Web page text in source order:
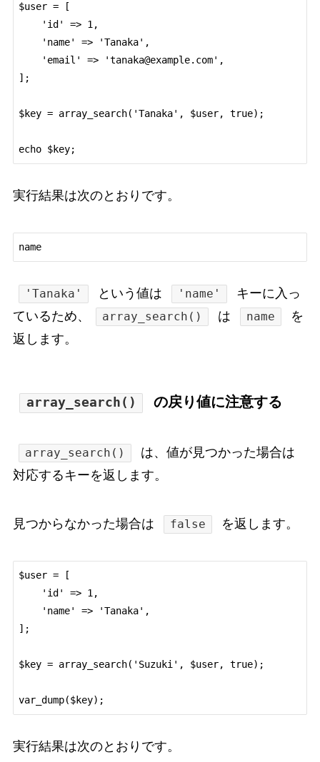
$user = [
];
$key = array_search('Tanaka', $user, true);
実行結果は次のとおりです。
name
'Tanaka' という値は 'name'
キーに入っ
ているため、
array_search() は name
を
返します。
array_search() の戻り値に注意する
array_search()
は、値が見つかった場合は
対応するキーを返します。
見つからなかった場合は false を返します。
$user = [
];
$key = array_search('Suzuki', $user, true);
実行結果は次のとおりです。